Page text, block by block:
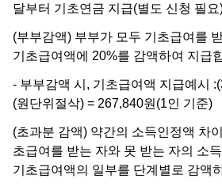
달부터 기초연금 지급(별도 신청 필요
(부부감액) 부부가 모두 기초급여를
기초급여액에 20%를 감액하여 지급
- 부부감액 시, 기초급여액 지급예시
(원단위절삭) = 267,840원(1인 기준)
(초과분 감액) 약간의 소득인정액 차
초급여를 받는 자와 못 받는 자의 소
기초급여액의 일부를 단계별로 감액